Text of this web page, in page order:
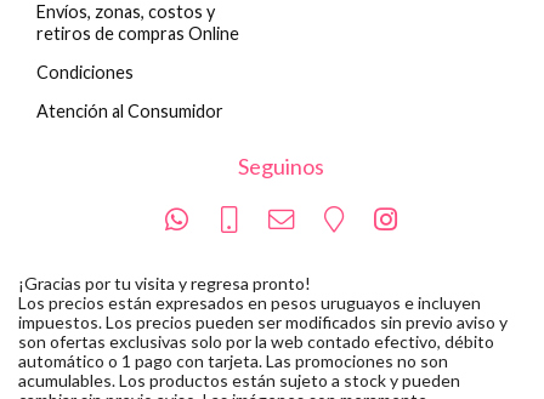
Envíos, zonas, costos y
retiros de compras Online
Condiciones
Atención al Consumidor
Seguinos
¡Gracias por tu visita y regresa pronto!
Los precios están expresados en pesos uruguayos e incluyen
impuestos. Los precios pueden ser modificados sin previo aviso y
son ofertas exclusivas solo por la web contado efectivo, débito
automático o 1 pago con tarjeta. Las promociones no son
acumulables. Los productos están sujeto a stock y pueden